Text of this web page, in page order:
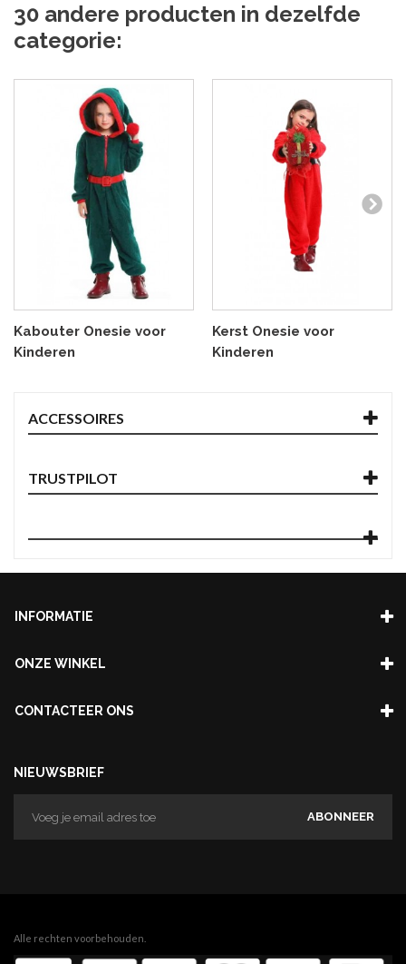
30 andere producten in dezelfde
categorie:
Kabouter Onesie voor
Kinderen
Kerst Onesie voor
Kinderen
ACCESSOIRES
TRUSTPILOT
INFORMATIE
ONZE WINKEL
CONTACTEER ONS
NIEUWSBRIEF
ABONNEER
Alle rechten voorbehouden.